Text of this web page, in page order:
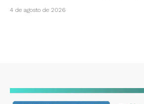
4 de agosto de 2026